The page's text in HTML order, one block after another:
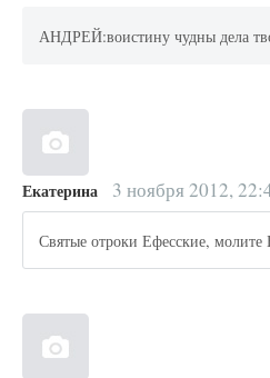
АНДРЕЙ:воистину чудны дела
Екатерина 3 ноября 2012,
Святые отроки Ефесские, молите